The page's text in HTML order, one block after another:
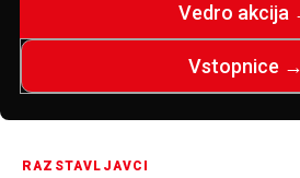
Vedro akcija
Vstopnice →
RAZSTAVLJAVCI